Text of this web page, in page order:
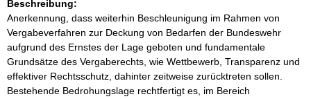
Beschreibung:
Anerkennung, dass weiterhin Beschleunigung im Rahmen von
Vergabeverfahren zur Deckung von Bedarfen der Bundeswehr
aufgrund des Ernstes der Lage geboten und fundamentale
Grundsätze des Vergaberechts, wie Wettbewerb, Transparenz und
effektiver Rechtsschutz, dahinter zeitweise zurücktreten sollen.
Bestehende Bedrohungslage rechtfertigt es, im Bereich